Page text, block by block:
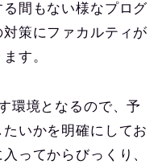
間もない様なプログ
策にファカルティが
す。
環境となるので、予
いかを明確にしてお
ってからびっくり、